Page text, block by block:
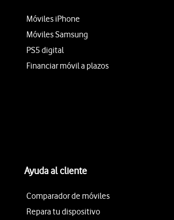
Móviles iPhone
Móviles Samsung
PS5 digital
Financiar móvil a plazos
Ayuda al cliente
Comparador de móviles
Repara tu dispositivo